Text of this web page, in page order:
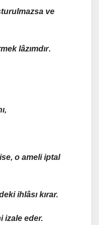
ve
lâzımdır.
,
o ameliiptal
ihlâsı kırar.
izale eder.